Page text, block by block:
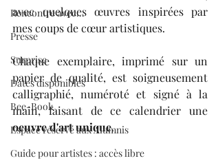
Rencontre avec...
Presse
Surprise
Dates disponibles
Bee-Book
Espace réservé aux Alumnis
Guide pour artistes : accès libre
avec quelques œuvres inspirées par
mes coups de cœur artistiques.
Chaque exemplaire, imprimé sur un
papier de qualité, est soigneusement
calligraphié, numéroté et signé à la
oeuvre d'art unique.